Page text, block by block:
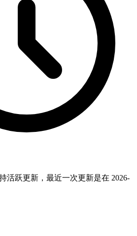
活跃更新，最近一次更新是在 2026-